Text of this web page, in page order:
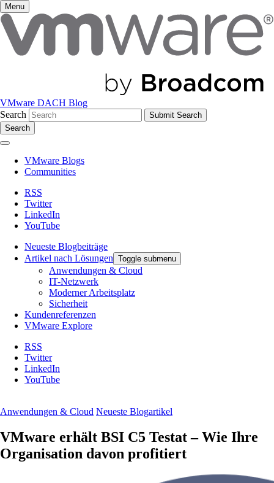
Menu
VMware DACH Blog
Search
Search
VMware Blogs
Communities
RSS
Twitter
LinkedIn
YouTube
Neueste Blogbeiträge
Artikel nach Lösungen Toggle submenu
Anwendungen & Cloud
IT-Netzwerk
Moderner Arbeitsplatz
Sicherheit
Kundenreferenzen
VMware Explore
RSS
Twitter
LinkedIn
YouTube
Anwendungen & Cloud Neueste Blogartikel
VMware erhält BSI C5 Testat – Wie Ihre
Organisation davon profitiert